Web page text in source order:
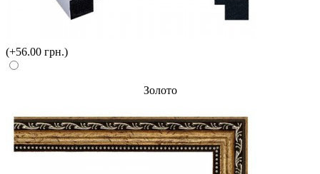
(+56.00 грн.)
Золото